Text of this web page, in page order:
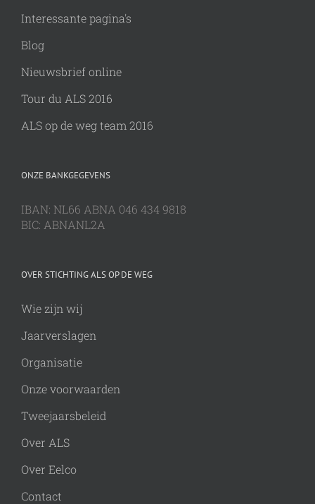
Interessante pagina's
Blog
Nieuwsbrief online
Tour du ALS 2016
ALS op de weg team 2016
ONZE BANKGEGEVENS
IBAN: NL66 ABNA 046 434 9818
BIC: ABNANL2A
OVER STICHTING ALS OP DE WEG
Wie zijn wij
Jaarverslagen
Organisatie
Onze voorwaarden
Tweejaarsbeleid
Over ALS
Over Eelco
Contact